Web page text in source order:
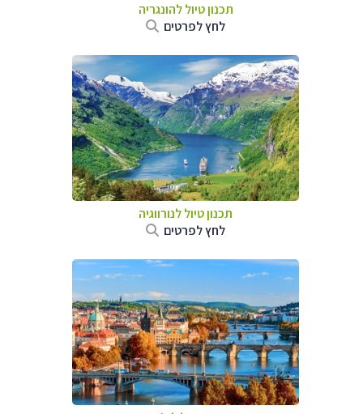
תכנון טיול להונגריה
לחץ לפרטים
תכנון טיול לנורווגיה
לחץ לפרטים